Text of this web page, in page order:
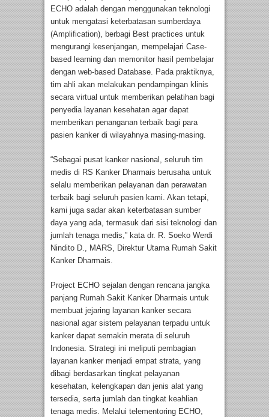
ECHO adalah dengan menggunakan teknologi
untuk mengatasi keterbatasan sumberdaya
(Amplification), berbagi Best practices untuk
mengurangi kesenjangan, mempelajari Case-
based learning dan memonitor hasil pembelajar
dengan web-based Database. Pada praktiknya,
tim ahli akan melakukan pendampingan klinis
secara virtual untuk memberikan pelatihan bagi
penyedia layanan kesehatan agar dapat
memberikan penanganan terbaik bagi para
pasien kanker di wilayahnya masing-masing.
“Sebagai pusat kanker nasional, seluruh tim
medis di RS Kanker Dharmais berusaha untuk
selalu memberikan pelayanan dan perawatan
terbaik bagi seluruh pasien kami. Akan tetapi,
kami juga sadar akan keterbatasan sumber
daya yang ada, termasuk dari sisi teknologi dan
jumlah tenaga medis,” kata dr. R. Soeko Werdi
Nindito D., MARS, Direktur Utama Rumah Sakit
Kanker Dharmais.
Project ECHO sejalan dengan rencana jangka
panjang Rumah Sakit Kanker Dharmais untuk
membuat jejaring layanan kanker secara
nasional agar sistem pelayanan terpadu untuk
kanker dapat semakin merata di seluruh
Indonesia. Strategi ini meliputi pembagian
layanan kanker menjadi empat strata, yang
dibagi berdasarkan tingkat pelayanan
kesehatan, kelengkapan dan jenis alat yang
tersedia, serta jumlah dan tingkat keahlian
tenaga medis. Melalui telementoring ECHO,